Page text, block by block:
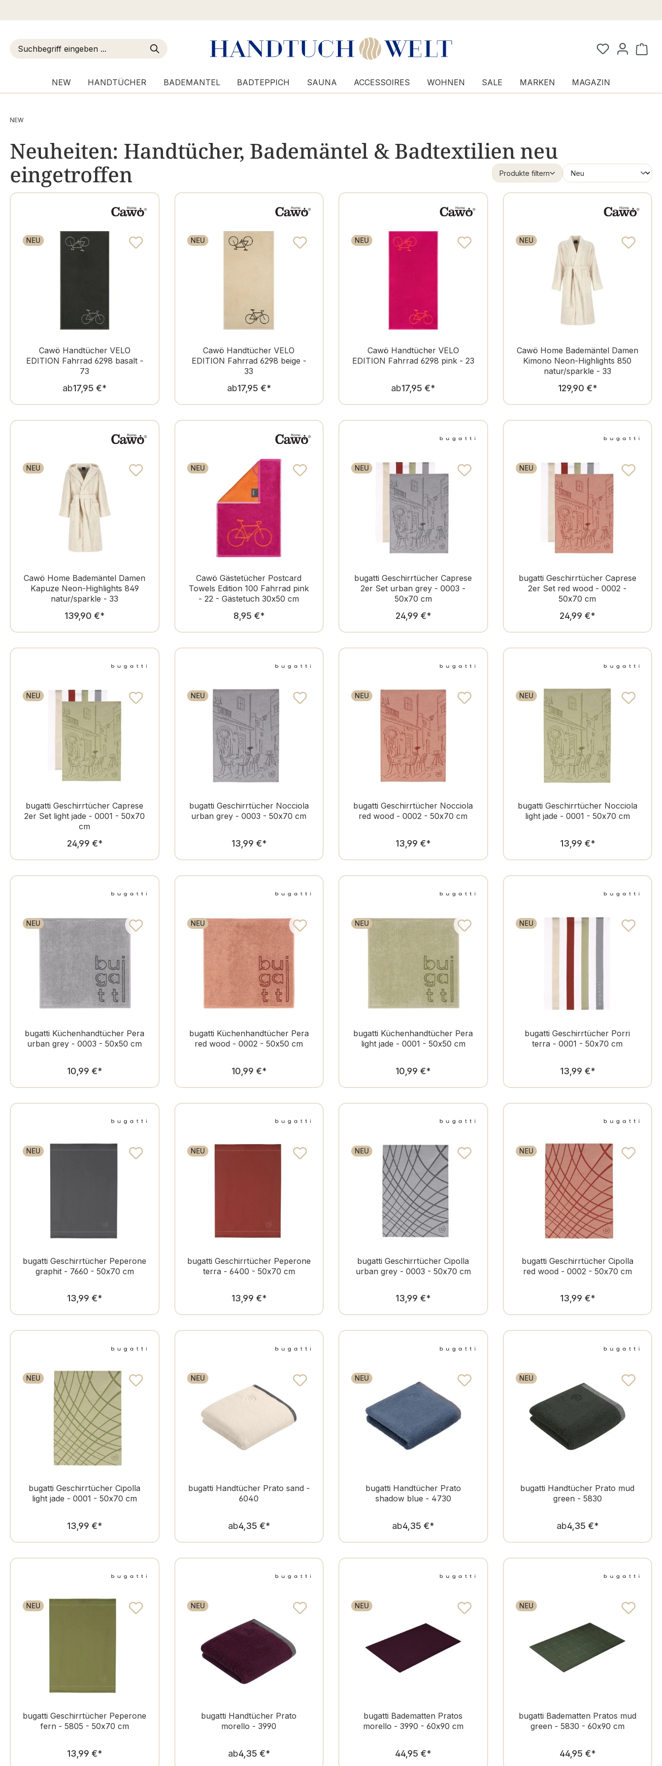
NEW HANDTÜCHER BADEMANTEL BADTEPPICH SAUNA ACCESSOIRES WOHNEN SALE MARKEN MAGAZIN
NEW
Neuheiten: Handtücher, Bademäntel & Badtextilien neu
eingetroffen
Produkte filtern
Geschlecht
NEU
Cawö Handtücher VELO
EDITION Fahrrad 6298 basalt -
73
Regulärer Preis:
ab17,95 €*
NEU
Cawö Handtücher VELO
EDITION Fahrrad 6298 beige -
33
Regulärer Preis:
ab17,95 €*
NEU
Cawö Handtücher VELO
EDITION Fahrrad 6298 pink - 23
Regulärer Preis:
ab17,95 €*
NEU
Cawö Home Bademäntel Damen
Kimono Neon-Highlights 850
natur/sparkle - 33
Regulärer Preis:
129,90 €*
NEU
Cawö Home Bademäntel Damen
Kapuze Neon-Highlights 849
natur/sparkle - 33
Regulärer Preis:
139,90 €*
NEU
Cawö Gästetücher Postcard
Towels Edition 100 Fahrrad pink
- 22 - Gästetuch 30x50 cm
Regulärer Preis:
8,95 €*
NEU
bugatti Geschirrtücher Caprese
2er Set urban grey - 0003 -
50x70 cm
Regulärer Preis:
24,99 €*
NEU
bugatti Geschirrtücher Caprese
2er Set red wood - 0002 -
50x70 cm
Regulärer Preis:
24,99 €*
NEU
bugatti Geschirrtücher Caprese
2er Set light jade - 0001 - 50x70
cm
Regulärer Preis:
24,99 €*
NEU
bugatti Geschirrtücher Nocciola
urban grey - 0003 - 50x70 cm
Regulärer Preis:
13,99 €*
NEU
bugatti Geschirrtücher Nocciola
red wood - 0002 - 50x70 cm
Regulärer Preis:
13,99 €*
NEU
bugatti Geschirrtücher Nocciola
light jade - 0001 - 50x70 cm
Regulärer Preis:
13,99 €*
NEU
bugatti Küchenhandtücher Pera
urban grey - 0003 - 50x50 cm
Regulärer Preis:
10,99 €*
NEU
bugatti Küchenhandtücher Pera
red wood - 0002 - 50x50 cm
Regulärer Preis:
10,99 €*
NEU
bugatti Küchenhandtücher Pera
light jade - 0001 - 50x50 cm
Regulärer Preis:
10,99 €*
NEU
bugatti Geschirrtücher Porri
terra - 0001 - 50x70 cm
Regulärer Preis:
13,99 €*
NEU
bugatti Geschirrtücher Peperone
graphit - 7660 - 50x70 cm
Regulärer Preis:
13,99 €*
NEU
bugatti Geschirrtücher Peperone
terra - 6400 - 50x70 cm
Regulärer Preis:
13,99 €*
NEU
bugatti Geschirrtücher Cipolla
urban grey - 0003 - 50x70 cm
Regulärer Preis:
13,99 €*
NEU
bugatti Geschirrtücher Cipolla
red wood - 0002 - 50x70 cm
Regulärer Preis:
13,99 €*
NEU
bugatti Geschirrtücher Cipolla
light jade - 0001 - 50x70 cm
Regulärer Preis:
13,99 €*
NEU
bugatti Handtücher Prato sand -
6040
Regulärer Preis:
ab4,35 €*
NEU
bugatti Handtücher Prato
shadow blue - 4730
Regulärer Preis:
ab4,35 €*
NEU
bugatti Handtücher Prato mud
green - 5830
Regulärer Preis:
ab4,35 €*
NEU
bugatti Geschirrtücher Peperone
fern - 5805 - 50x70 cm
Regulärer Preis:
13,99 €*
NEU
bugatti Handtücher Prato
morello - 3990
Regulärer Preis:
ab4,35 €*
NEU
bugatti Badematten Pratos
morello - 3990 - 60x90 cm
Regulärer Preis:
44,95 €*
NEU
bugatti Badematten Pratos mud
green - 5830 - 60x90 cm
Regulärer Preis:
44,95 €*